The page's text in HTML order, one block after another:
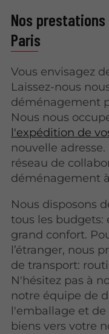
Nos
Paris
Vous envisagez
Laissez-nous
déménagement
Nous nous
l'expédition de
nouvelle
réseau de
déménagement
Nous disposons
tous les budgets:
grand confort.
l’étranger, nous
de transport:
N'hésitez pas à
notre équipe de
l'emballage et
biens vers votre